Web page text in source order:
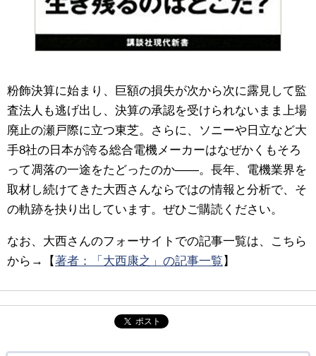
粉飾決算に始まり、巨額の損失が次から次に露見して監
査法人も逃げ出し、決算の承認を受けられないまま上場
廃止の瀬戸際に立つ東芝。さらに、
ソニーや日立など大
手8社の日本が誇る総合電機メーカーはなぜかくもそろ
って凋落の一途をたどったのか――。長年、電機業界を
取材し続けてきた大西さんならではの情報と分析で、そ
の軌跡を抉り出しています。ぜひご購読ください。
なお、大西さんのフォーサイトでの記事一覧は、こちら
から→【著者：「大西康之」の記事一覧 】
ポスト